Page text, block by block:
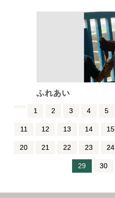
ふれあい
1 2 3 4 5
11 12 13 14 15
20 21 22 23 24
29 30